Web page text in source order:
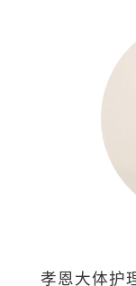
士导师，
项目。著
孝恩大体护